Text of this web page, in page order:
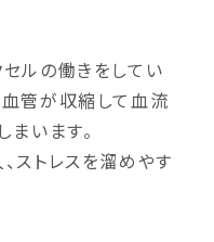
ルの働きをしてい
管が収縮して血流
います。
ストレスを溜めやす